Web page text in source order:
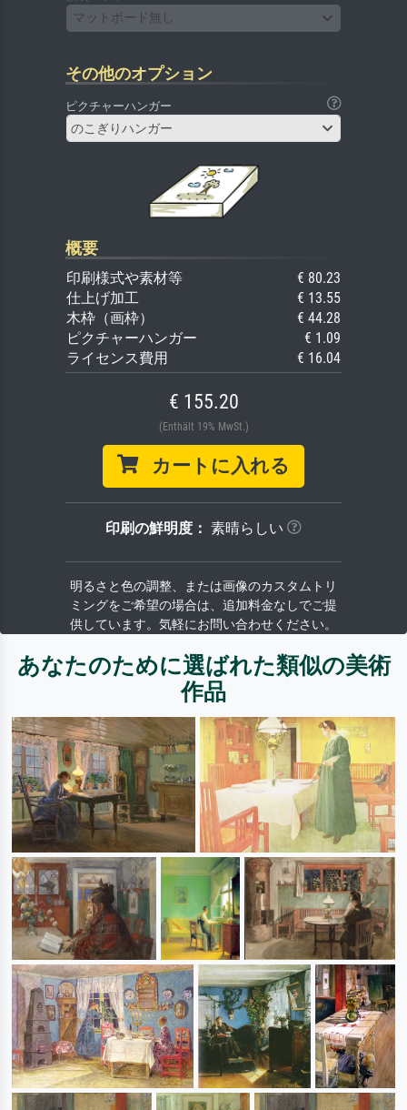
マットボード無し
その他のオプション
ピクチャーハンガー
のこぎりハンガー
概要
印刷様式や素材等
€ 80.23
仕上げ加工
€ 13.55
木枠（画枠）
€ 44.28
ピクチャーハンガー
€ 1.09
ライセンス費用
€ 16.04
€ 155.20
(Enthält 19% MwSt.)
カートに入れる
印刷の鮮明度： 素晴らしい
明るさと色の調整、または画像のカスタムトリ
ミングをご希望の場合は、追加料金なしでご提
供しています。気軽にお問い合わせください。
あなたのために選ばれた類似の美術
作品